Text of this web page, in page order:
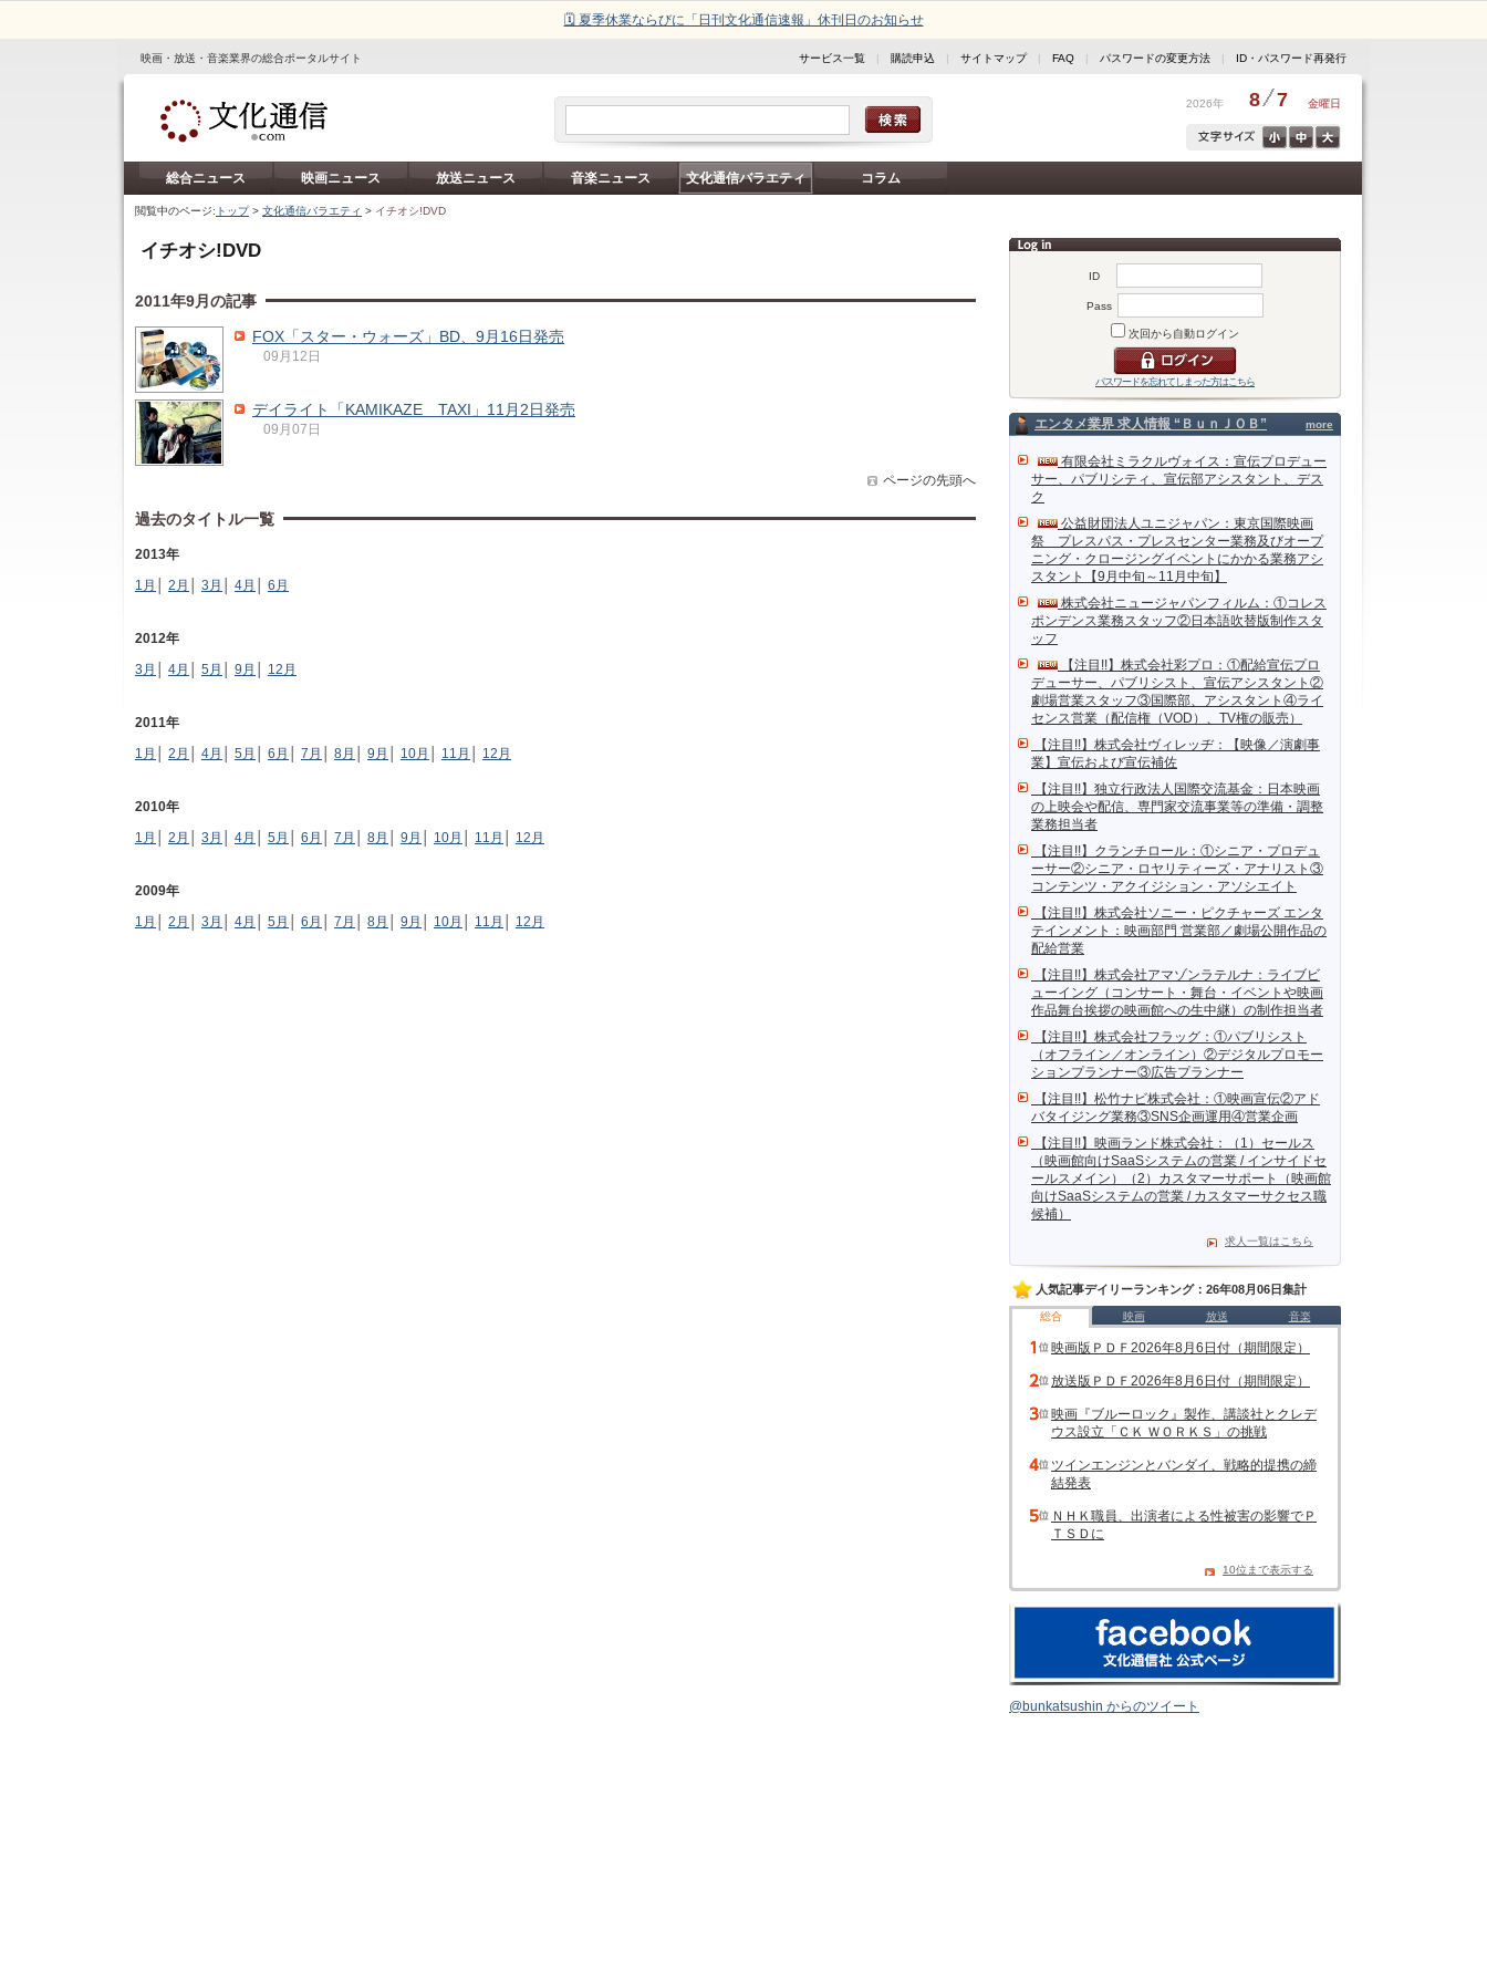
🗓️ 夏季休業ならびに「日刊文化通信速報」休刊日のお知らせ
映画・放送・音楽業界の総合ポータルサイト サービス一覧 | 購読申込 | サイトマップ| FAQ | パスワードの変更方法 | ID・パスワード再発行
2026年 8 7 金曜日
総合ニュース 映画ニュース 放送ニュース 音楽ニュース 文化通信バラエティ コラム
閲覧中のページ: トップ> 文化通信バラエティ > イチオシ!DVD
ID
Pass
次回から自動ログイン
パスワードを忘れてしまった方はこちら
more
エンタメ業界 求人情報 “ＢｕｎＪＯＢ”
有限会社ミラクルヴォイス：宣伝プロデュー
サー、パブリシティ、宣伝部アシスタント、デス
ク
公益財団法人ユニジャパン：東京国際映画
祭 プレスパス・プレスセンター業務及びオープ
ニング・クロージングイベントにかかる業務アシ
スタント【9月中旬～11月中旬】
株式会社ニュージャパンフィルム：①コレス
ポンデンス業務スタッフ②日本語吹替版制作スタ
ッフ
【注目!!】株式会社彩プロ：①配給宣伝プロ
デューサー、パブリシスト、宣伝アシスタント②
劇場営業スタッフ③国際部、アシスタント④ライ
センス営業（配信権（VOD）、TV権の販売）
【注目!!】株式会社ヴィレッヂ：【映像／演劇事
業】宣伝および宣伝補佐
【注目!!】独立行政法人国際交流基金：日本映画
の上映会や配信、専門家交流事業等の準備・調整
業務担当者
【注目!!】クランチロール：①シニア・プロデュ
ーサー②シニア・ロヤリティーズ・アナリスト③
コンテンツ・アクイジション・アソシエイト
【注目!!】株式会社ソニー・ピクチャーズ エンタ
テインメント：映画部門 営業部／劇場公開作品の
配給営業
【注目!!】株式会社アマゾンラテルナ：ライブビ
ューイング（コンサート・舞台・イベントや映画
作品舞台挨拶の映画館への生中継）の制作担当者
【注目!!】株式会社フラッグ：①パブリシスト
（オフライン／オンライン）②デジタルプロモー
ションプランナー③広告プランナー
【注目!!】松竹ナビ株式会社：①映画宣伝②アド
バタイジング業務③SNS企画運用④営業企画
【注目!!】映画ランド株式会社：（1）セールス
（映画館向けSaaSシステムの営業 / インサイドセ
ールスメイン）（2）カスタマーサポート（映画館
向けSaaSシステムの営業 / カスタマーサクセス職
候補）
求人一覧はこちら
人気記事デイリーランキング：26年08月06日集計
総合 映画 放送 音楽
映画版ＰＤＦ2026年8月6日付（期間限定）
放送版ＰＤＦ2026年8月6日付（期間限定）
映画『ブルーロック』製作、講談社とクレデ
ウス設立「ＣＫ ＷＯＲＫＳ」の挑戦
ツインエンジンとバンダイ、戦略的提携の締
結発表
ＮＨＫ職員、出演者による性被害の影響でＰ
ＴＳＤに
10位まで表示する
@bunkatsushin からのツイート
イチオシ!DVD
2011年9月の記事
FOX「スター・ウォーズ」BD、9月16日発売
09月12日
デイライト「KAMIKAZE TAXI」11月2日発売
09月07日
ページの先頭へ
過去のタイトル一覧
2013年
1月
2月 3月 4月 6月
2012年
3月
4月 5月 9月 12月
2011年
1月
2月 4月 5月 6月 7月 8月 9月 10月 11月 12月
2010年
1月
2月 3月 4月 5月 6月 7月 8月 9月 10月 11月 12月
2009年
1月
2月 3月 4月 5月 6月 7月 8月 9月 10月 11月 12月